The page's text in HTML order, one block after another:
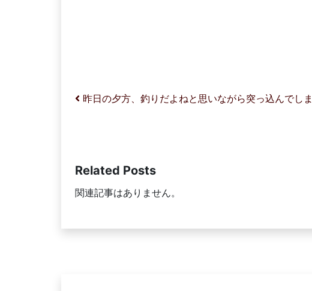
投稿ナビゲーション
昨日の夕方、釣りだよねと思いながら突っ込んでし
Related Posts
関連記事はありません。